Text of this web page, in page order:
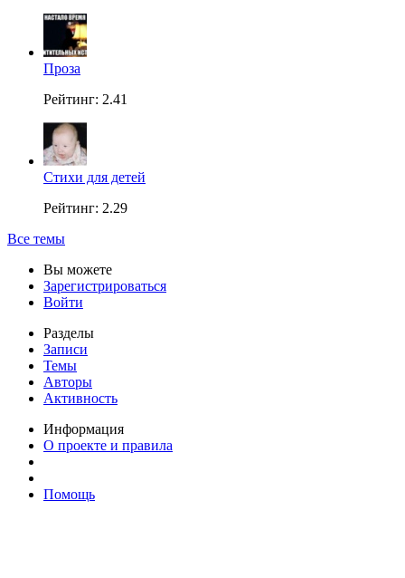
Проза
Рейтинг: 2.41
Стихи для детей
Рейтинг: 2.29
Все темы
Вы можете
Зарегистрироваться
Войти
Разделы
Записи
Темы
Авторы
Активность
Информация
О проекте и правила
Помощь